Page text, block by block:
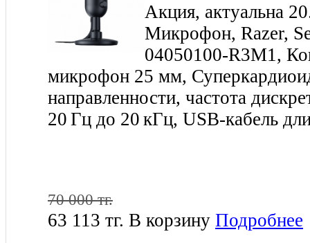
Акция, актуальна
Микрофон, Razer,
04050100-R3M1,
микрофон 25 мм,
направленности, частота
20 Гц до 20 кГц, USB-кабель
70 000 тг.
63 113 тг. В корзину Подробнее